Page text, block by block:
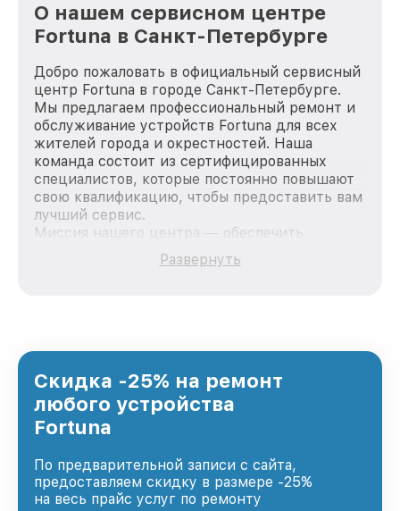
О нашем сервисном центре
Fortuna в Санкт-Петербурге
Добро пожаловать в официальный сервисный
центр Fortuna в городе Санкт-Петербурге.
Мы предлагаем профессиональный ремонт и
обслуживание устройств Fortuna для всех
жителей города и окрестностей. Наша
команда состоит из сертифицированных
специалистов, которые постоянно повышают
свою квалификацию, чтобы предоставить вам
лучший сервис.
Миссия нашего центра — обеспечить
качественный и доступный ремонт для
каждого пользователя продукции Fortuna, вне
Санкт-Петербурге, постоянно повышая
уровень доверия и лояльности наших
клиентов.
Развернуть
Скидка -25% на ремонт
любого устройства
Fortuna
По предварительной записи с сайта,
предоставляем скидку в размере -25%
на весь прайс услуг по ремонту